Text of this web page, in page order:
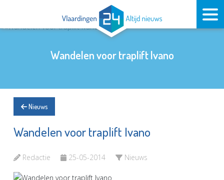
Wandelen voor traplift Ivano
Nieuws
Wandelen voor traplift Ivano
Redactie 25-05-2014 Nieuws